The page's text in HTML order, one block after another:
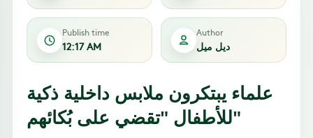
Publish time
12:17 AM
Author
ديل ميل
علماء يبتكرون ملابس داخلية ذكية
للأطفال "تقضي على بُكائهم"